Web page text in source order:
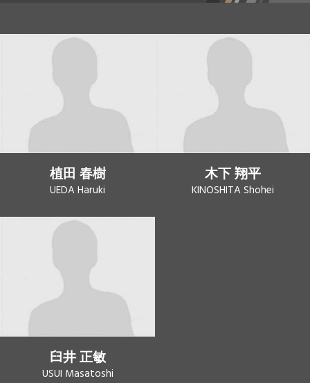
植田 春樹
UEDA Haruki
木下 翔平
KINOSHITA Shohei
臼井 正敏
USUI Masatoshi